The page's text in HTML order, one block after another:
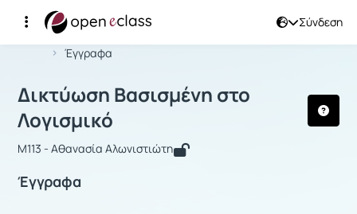
Σύνδεση
Αρχική Σελίδα
Έγγραφα
Μάθημα : Δικτύωση Βασισμένη στο
Δικτύωση Βασισμένη στο
Λογισμικό
M113 - Αθανασία Αλωνιστιώτη
Έγγραφα